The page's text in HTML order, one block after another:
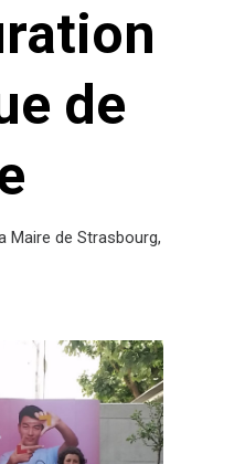
de
Maire de Strasbourg,